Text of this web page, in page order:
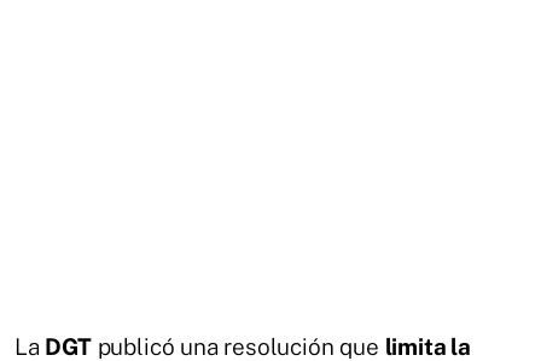
La DGTpublicó una resolución que limita la